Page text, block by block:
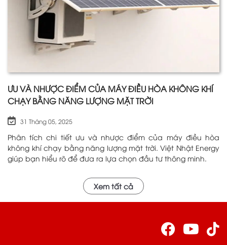
ƯU VÀ NHƯỢC ĐIỂM CỦA MÁY ĐIỀU HÒA KHÔNG KHÍ
CHẠY BẰNG NĂNG LƯỢNG MẶT TRỜI
31 Tháng 05, 2025
Phân tích chi tiết ưu và nhược điểm của máy điều hòa
không khí chạy bằng năng lượng mặt trời. Việt Nhật Energy
giúp bạn hiểu rõ để đưa ra lựa chọn đầu tư thông minh.
Xem tất cả